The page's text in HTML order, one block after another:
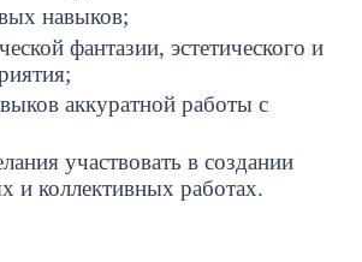
навыков;
фантазии, эстетического и
аккуратной работы с
участвовать в создании
и коллективных работах.